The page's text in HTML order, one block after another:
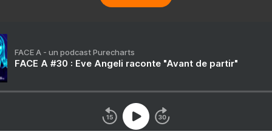
FACE A - un podcast Purecharts
FACE A #30 : Eve Angeli raconte "Avant de partir"